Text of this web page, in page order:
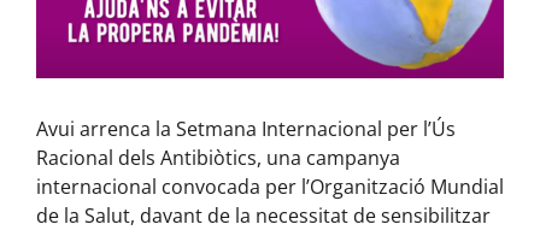
Avui arrenca la Setmana Internacional per l’Ús
Racional dels Antibiòtics, una campanya
internacional convocada per l’Organització Mundial
de la Salut, davant de la necessitat de sensibilitzar